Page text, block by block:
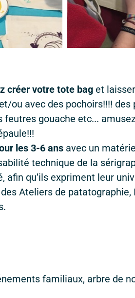
créer votre tote bag et
ou avec des pochoirs!!!! des
gouache etc...
les 3-6 ans avec un
technique de la
qu’ils expriment leur
Ateliers de patatographie,
familiaux, arbre de